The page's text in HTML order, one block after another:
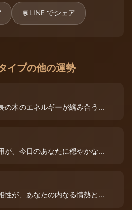
💬LINE でシェア
イプの他の運勢
の木のエネルギーが絡み合う...
が、今日のあなたに穏やかな...
性が、あなたの内なる情熱と...